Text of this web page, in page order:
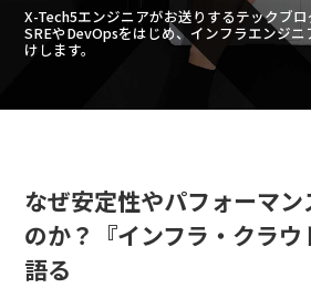
X-Tech5エンジニアがお送りするテックブロ
SREやDevOpsをはじめ、インフラエンジ
けします。
なぜ安定性やパフォーマ
のか？『インフラ・クラ
語る